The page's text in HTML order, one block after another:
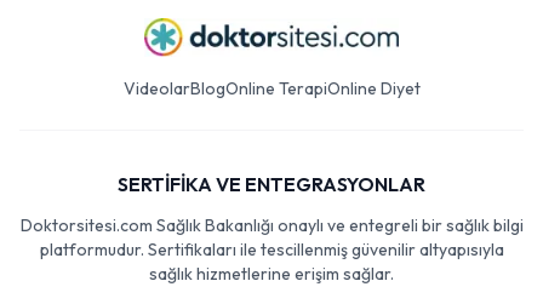
VideolarBlogOnline TerapiOnline Diyet
SERTİFİKA VE ENTEGRASYONLAR
Doktorsitesi.com Sağlık Bakanlığı onaylı ve entegreli bir sağlık bilgi
platformudur. Sertifikaları ile tescillenmiş güvenilir altyapısıyla
sağlık hizmetlerine erişim sağlar.